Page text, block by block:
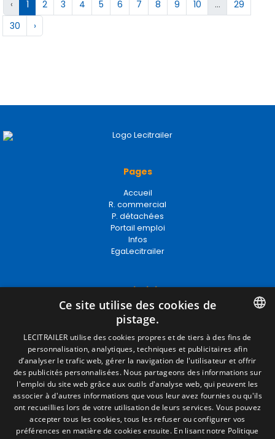
‹ 1 2 3 4 5 6 7 8 9 10 ...
29
30
›
Pages
Accueil
R. commercial
P. détachées
Portail emploi
Infos
EgaLecitrailer
Termes juridiques
Mentions Légales
Politique de Confidentialité
Politique de Cookies
Conditions générales de vente
Gérer les cookies
Contact
Camino de los Huertos, S/N. Apdo 100
50620 - Casetas (Zaragoza) SPAIN
SPANISH
ENGLISH
FRENCH
ITALIAN
PORTUGUESE
Ce site utilise des cookies de
pistage.
LECITRAILER utilise des cookies propres et de tiers à des fins de
personnalisation, analytiques, techniques et publicitaires afin
d’analyser le trafic web, gérer la navigation de l'utilisateur et offrir
des publicités personnalisées. Nous partageons des informations sur
l'emploi du site web grâce aux outils d'analyse web, qui peuvent les
associer à d'autres informations que vous leur avez fournies ou qu'ils
ont recueillies lors de votre utilisation de leurs services. Vous pouvez
accepter tous les cookies, tous les refuser ou configurer vos
préférences en matière de cookies ensuite. En lisant notre Politique